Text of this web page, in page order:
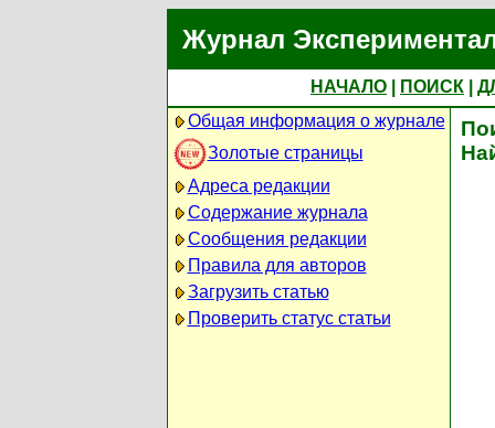
Журнал
НАЧАЛО ПОИСК
Общая информация о журнале
Золотые страницы
Адреса редакции
Содержание журнала
Сообщения редакции
Правила для авторов
Загрузить статью
Проверить статус статьи